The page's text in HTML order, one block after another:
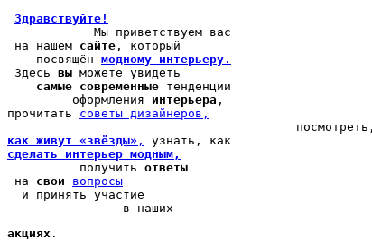
Здравствуйте!
            Мы
приветствуем вас
на нашем сайте , который
    посвящён
модному интерьеру .
Здесь вы можете увидеть
самые современные тенденции
         оформления
интерьера ,
прочитать cоветы дизайнеров,
как живут «звёзды» ,
сделать интерьер модным,
          получить
ответы
на свои
вопросы
  и принять участие
                в наших
акциях .